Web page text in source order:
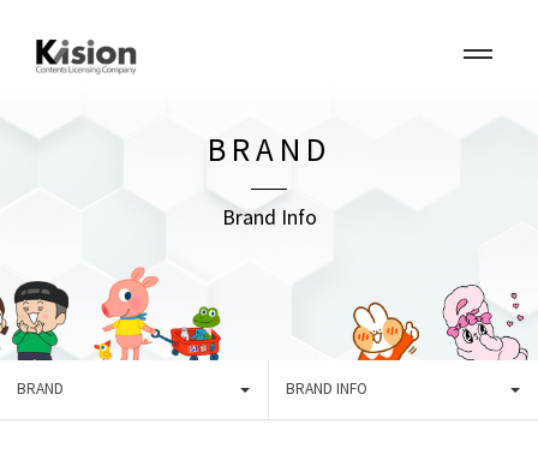
BRAND
Brand Info
BRAND BRAND INFO